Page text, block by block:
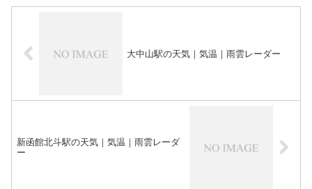
大中山駅の天気｜気温｜雨雲レーダー
新函館北斗駅の天気｜気温｜雨雲レーダ
ー